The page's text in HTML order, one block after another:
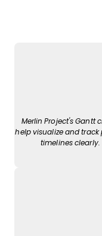
Merlin Project's Gantt
help visualize and track
timelines clearly.